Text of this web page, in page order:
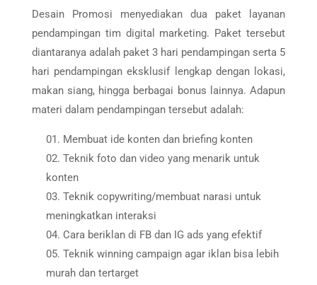
Desain Promosi menyediakan dua paket layanan
pendampingan tim digital marketing. Paket tersebut
diantaranya adalah paket 3 hari pendampingan serta 5
hari pendampingan eksklusif lengkap dengan lokasi,
makan siang, hingga berbagai bonus lainnya. Adapun
materi dalam pendampingan tersebut adalah:
Membuat ide konten dan briefing konten
Teknik foto dan video yang menarik untuk
konten
Teknik copywriting/membuat narasi untuk
meningkatkan interaksi
Cara beriklan di FB dan IG ads yang efektif
Teknik winning campaign agar iklan bisa lebih
murah dan tertarget